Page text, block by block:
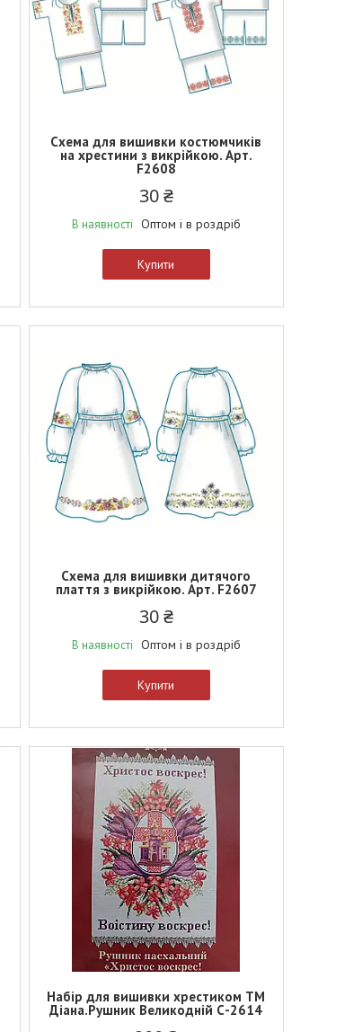
Схема для вишивки костюмчиків
на хрестини з викрійкою. Арт.
F2608
30 ₴
В наявності Оптом і в роздріб
Купити
Схема для вишивки дитячого
плаття з викрійкою. Арт. F2607
30 ₴
В наявності Оптом і в роздріб
Купити
Набір для вишивки хрестиком ТМ
Діана.Рушник Великодній С-2614